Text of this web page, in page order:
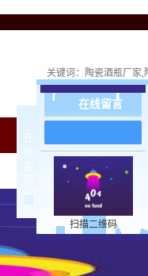
关键词： 陶瓷酒瓶厂家
在
在线留言
扫描二维码